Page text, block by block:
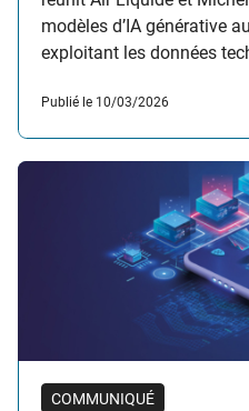
modèles d’IA générative
exploitant les données
des opérateurs afin de
Publié le 10/03/2026
COMMUNIQUÉ